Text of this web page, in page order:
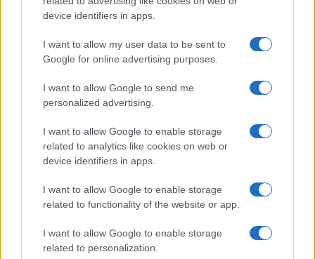
device identifiers in apps.
I want to allow my user data to be sent to
Google for online advertising purposes.
I want to allow Google to send me
personalized advertising.
I want to allow Google to enable storage
related to analytics like cookies on web or
device identifiers in apps.
I want to allow Google to enable storage
related to functionality of the website or app.
I want to allow Google to enable storage
related to personalization.
sufficientecliccare quiper iscriversi al canale ed
essere sempre aggiornati (gratis).
#RUSSIA #UE
31